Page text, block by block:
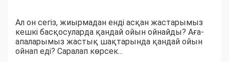
Ал он сегіз, жиырмадан енді асқан жастарымыз
кешкі басқосуларда қандай ойын ойнайды? Аға-
апаларымыз жастық шақтарында қандай ойын
ойнап еді? Саралап көрсек...